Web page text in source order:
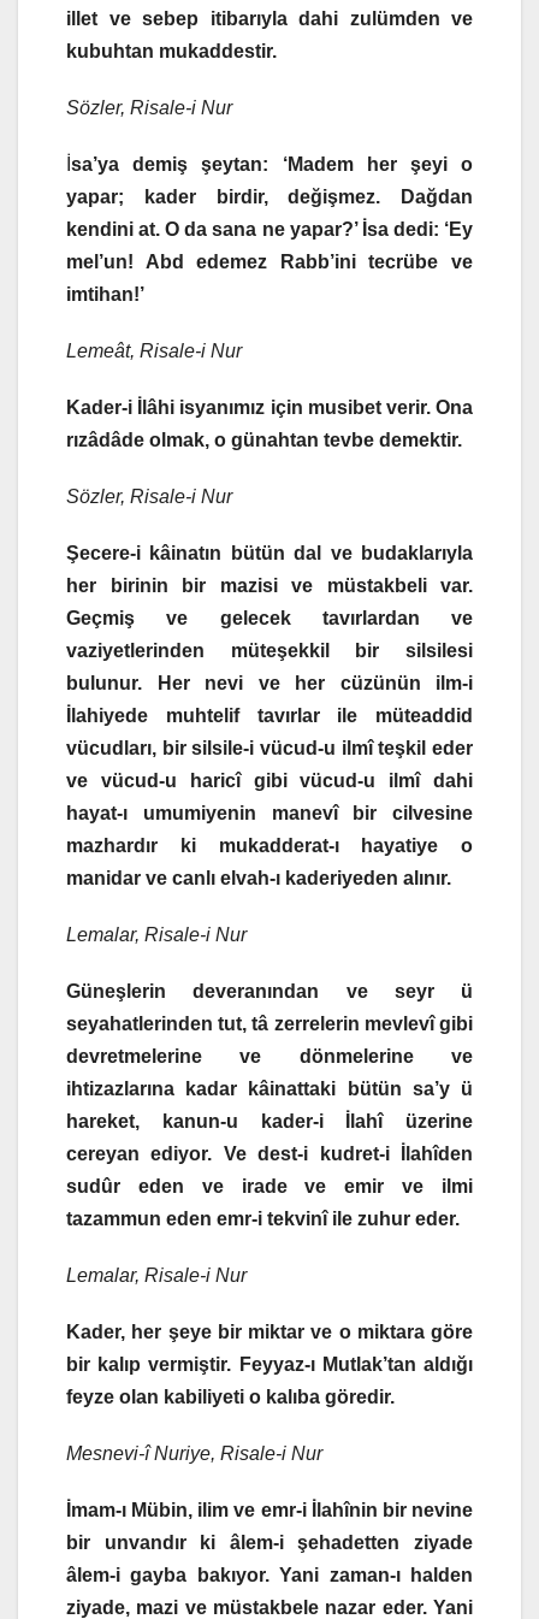
illet ve sebep itibarıyla dahi zulümden ve
kubuhtan mukaddestir.
Sözler, Risale-i Nur
sa’ya demiş şeytan: ‘Madem her şeyi o
yapar; kader birdir, değişmez. Dağdan
kendini at. O da sana ne yapar?’ İsa dedi: ‘Ey
mel’un! Abd edemez Rabb’ini tecrübe ve
imtihan!’
Lemeât, Risale-i Nur
Kader-i İlâhi isyanımız için musibet verir. Ona
rızâdâde olmak, o günahtan tevbe demektir.
Sözler, Risale-i Nur
Şecere-i kâinatın bütün dal ve budaklarıyla
her birinin bir mazisi ve müstakbeli var.
Geçmiş ve gelecek tavırlardan ve
vaziyetlerinden müteşekkil bir silsilesi
bulunur. Her nevi ve her cüzünün ilm-i
İlahiyede muhtelif tavırlar ile müteaddid
vücudları, bir silsile-i vücud-u ilmî teşkil eder
ve vücud-u haricî gibi vücud-u ilmî dahi
hayat-ı umumiyenin manevî bir cilvesine
mazhardır ki mukadderat-ı hayatiye o
manidar ve canlı elvah-ı kaderiyeden alınır.
Lemalar, Risale-i Nur
Güneşlerin deveranından ve seyr ü
seyahatlerinden tut, tâ zerrelerin mevlevî gibi
devretmelerine ve dönmelerine ve
ihtizazlarına kadar kâinattaki bütün sa’y ü
hareket, kanun-u kader-i İlahî üzerine
cereyan ediyor. Ve dest-i kudret-i İlahîden
sudûr eden ve irade ve emir ve ilmi
tazammun eden emr-i tekvinî ile zuhur eder.
Lemalar, Risale-i Nur
Kader, her şeye bir miktar ve o miktara göre
bir kalıp vermiştir. Feyyaz-ı Mutlak’tan aldığı
feyze olan kabiliyeti o kalıba göredir.
Mesnevi-î Nuriye, Risale-i Nur
İmam-ı Mübin, ilim ve emr-i İlahînin bir nevine
bir unvandır ki âlem-i şehadetten ziyade
âlem-i gayba bakıyor. Yani zaman-ı halden
ziyade, mazi ve müstakbele nazar eder. Yani